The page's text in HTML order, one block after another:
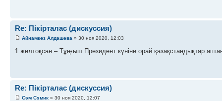
Re: Пікірталас (дискуссия)
Айнамкөз Алдашева » 30 ноя 2020, 12:03
1 желтоқсан – Тұңғыш Президент күніне орай қазақстандықтар
Re: Пікірталас (дискуссия)
Сэм Сэмик » 30 ноя 2020, 12:07